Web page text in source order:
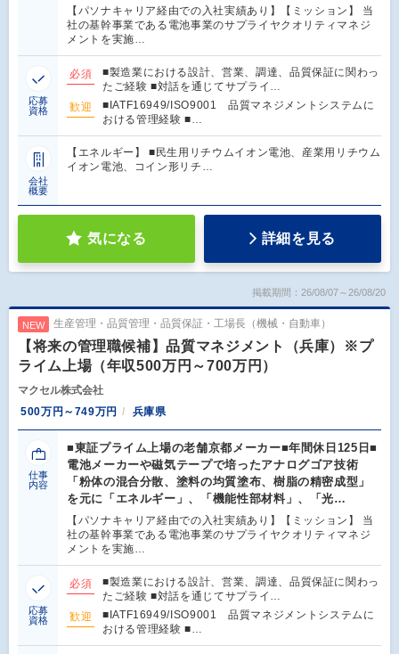
【パソナキャリア経由での入社実績あり】【ミッション】 当
社の基幹事業である電池事業のサプライヤクオリティマネジ
メントを実施…
応募
資格
必須
■製造業における設計、営業、調達、品質保証に関わっ
たご経験 ■対話を通じてサプライ…
歓迎
■IATF16949/ISO9001 品質マネジメントシステムに
おける管理経験 ■…
会社
概要
【エネルギー】 ■民生用リチウムイオン電池、産業用リチウム
イオン電池、コイン形リチ…
気になる 詳細を見る
掲載期間：26/08/07～26/08/20
NEW 生産管理・品質管理・品質保証・工場長（機械・自動車）
【将来の管理職候補】品質マネジメント（兵庫）※プ
ライム上場（年収500万円～700万円）
マクセル株式会社
500万円～749万円
兵庫県
仕事
内容
■東証プライム上場の老舗京都メーカー■年間休日125日■
電池メーカーや磁気テープで培ったアナログゴア技術
「粉体の混合分散、塗料の均質塗布、樹脂の精密成型」
を元に「エネルギー」、「機能性部材料」、「光…
【パソナキャリア経由での入社実績あり】【ミッション】 当
社の基幹事業である電池事業のサプライヤクオリティマネジ
メントを実施…
応募
資格
必須
■製造業における設計、営業、調達、品質保証に関わっ
たご経験 ■対話を通じてサプライ…
歓迎
■IATF16949/ISO9001 品質マネジメントシステムに
おける管理経験 ■…